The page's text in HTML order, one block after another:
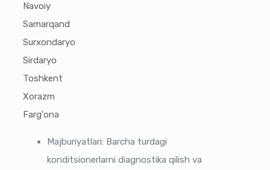
Navoiy
Samarqand
Surxondaryo
Sirdaryo
Toshkent
Xorazm
Farg'ona
Majburiyatlari: Barcha turdagi
konditsionerlarni diagnostika qilish va